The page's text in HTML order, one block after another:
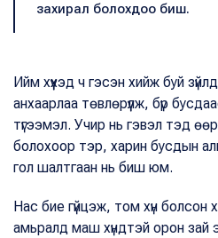
захирал болохдоо биш.
Ийм хүүхэд ч гэсэн хийж буй
анхаарлаа төвлөрүүлж, бүр
түгээмэл. Учир нь гэвэл тэд
болохоор тэр, харин бусдын
гол шалтгаан нь биш юм.
Нас бие гүйцэж, том хүн болсон
амьралд маш хүндтэй орон зай